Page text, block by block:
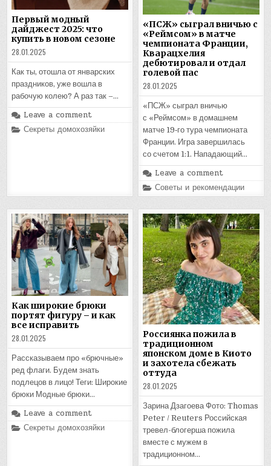
Первый модный
дайджест 2025: что
купить в новом сезоне
28.01.2025
Как ты, отошла от январских
праздников, уже вошла в
рабочую колею? А раз так –…
Leave a comment
Posted
Секреты домохозяйки
«ПСЖ» сыграл вничью с
«Реймсом» в матче
чемпионата Франции,
Кварацхелия
дебютировал и отдал
голевой пас
28.01.2025
«ПСЖ» сыграл вничью
с «Реймсом» в домашнем
матче 19‑го тура чемпионата
Франции. Игра завершилась
со счетом 1:1. Нападающий…
Leave a comment
Posted
in
Советы и рекомендации
Как широкие брюки
портят фигуру – и как
все исправить
28.01.2025
Рассказываем про «брючные»
ред флаги. Будем знать
подлецов в лицо! Теги: Широкие
брюки Модные брюки…
Leave a comment
Posted
Секреты домохозяйки
Россиянка пожила в
традиционном
японском доме в Киото
и захотела сбежать
оттуда
28.01.2025
Зарина Дзагоева Фото: Thomas
Peter / Reuters Российская
тревел-блогерша пожила
вместе с мужем в
традиционном…